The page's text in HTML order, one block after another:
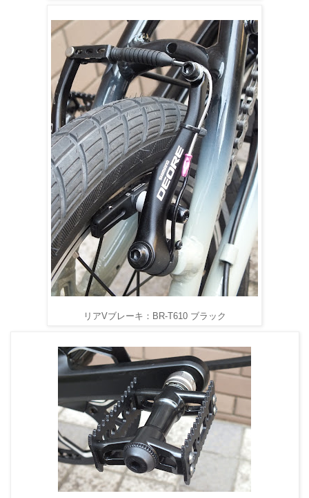
リアVブレーキ：BR-T610 ブラック